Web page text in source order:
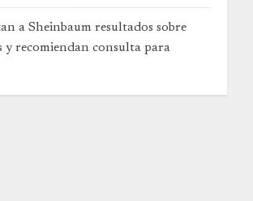
a Sheinbaum resultados sobre
y recomiendan consulta para